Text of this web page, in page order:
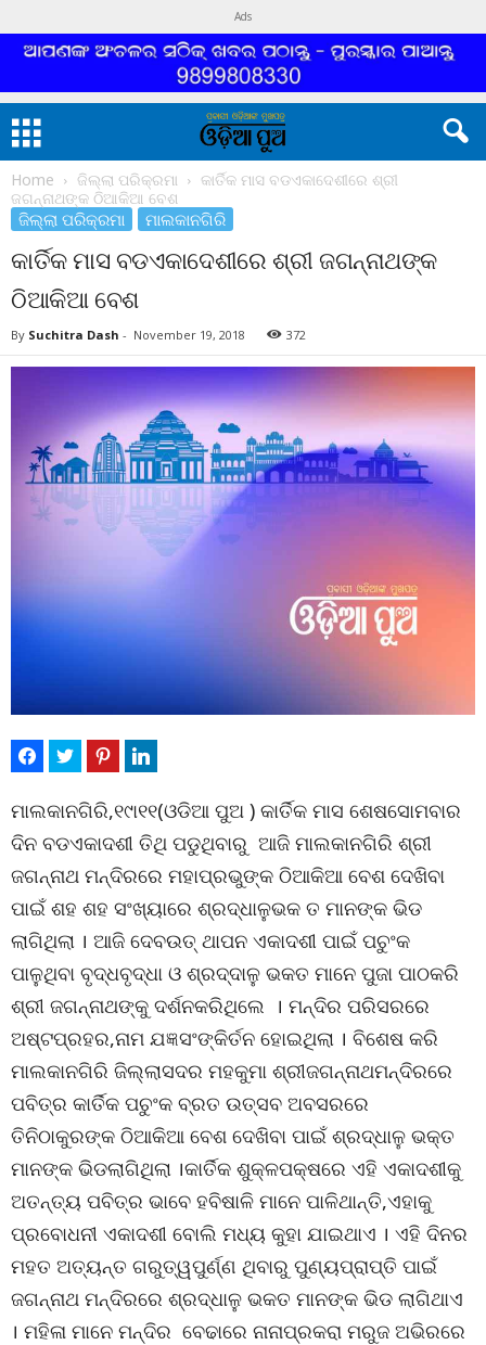
Ads
Home ଜିଲ୍ଲା ପରିକ୍ରମା
କାର୍ତିକ ମାସ ବଡଏକାଦେଶୀରେ ଶ୍ରୀ
ଜଗନ୍ନାଥଙ୍କ ଠିଆକିଆ ବେଶ
ଜିଲ୍ଲା ପରିକ୍ରମା ମାଲକାନଗିରି
କାର୍ତିକ ମାସ ବଡଏକାଦେଶୀରେ ଶ୍ରୀ ଜଗନ୍ନାଥଙ୍କ
ଠିଆକିଆ ବେଶ
By Suchitra Dash - November 19, 2018 372
ମାଲକାନଗିରି,୧୯ା୧୧(ଓଡିଆ ପୁଅ ) କାର୍ତିକ ମାସ ଶେଷସୋମବାର
ଦିନ ବଡଏକାଦଶୀ ତିଥି ପଡୁଥିବାରୁ ଆଜି ମାଲକାନଗିରି ଶ୍ରୀ
ଜଗନ୍ନାଥ ମନ୍ଦିରରେ ମହାପ୍ରଭୁଙ୍କ ଠିଆକିଆ ବେଶ ଦେଖିବା
ପାଇଁ ଶହ ଶହ ସଂଖ୍ୟାରେ ଶ୍ରଦ୍ଧାଳୁଭକ ତ ମାନଙ୍କ ଭିଡ
ଲାଗିଥିଲା । ଆଜି ଦେବଉତ୍ ଥାପନ ଏକାଦଶୀ ପାଇଁ ପଚୁଂକ
ପାଳୁଥିବା ବୃଦ୍ଧବୃଦ୍ଧା ଓ ଶ୍ରଦ୍ଦାଳୁ ଭକତ ମାନେ ପୁଜା ପାଠକରି
ଶ୍ରୀ ଜଗନ୍ନାଥଙ୍କୁ ଦର୍ଶନକରିଥିଲେ । ମନ୍ଦିର ପରିସରରେ
ଅଷ୍ଟପ୍ରହର,ନାମ ଯଜ୍ଞସଂଙ୍କିର୍ତନ ହୋଇଥିଲା । ବିଶେଷ କରି
ମାଲକାନଗିରି ଜିଲ୍ଲାସଦର ମହକୁମା ଶ୍ରୀଜଗନ୍ନାଥମନ୍ଦିରରେ
ପବିତ୍ର କାର୍ତିକ ପଚୁଂକ ବ୍ରତ ଉତ୍ସବ ଅବସରରେ
ତିନିଠାକୁରଙ୍କ ଠିଆକିଆ ବେଶ ଦେଖିବା ପାଇଁ ଶ୍ରଦ୍ଧାଳୁ ଭକ୍ତ
ମାନଙ୍କ ଭିଡଲାଗିଥିଲା ।କାର୍ତିକ ଶୁକ୍ଳପକ୍ଷରେ ଏହି ଏକାଦଶୀକୁ
ଅତନ୍ତ୍ୟ ପବିତ୍ର ଭାବେ ହବିଷାଳି ମାନେ ପାଳିଥାନ୍ତି,ଏହାକୁ
ପ୍ରବୋଧନୀ ଏକାଦଶୀ ବୋଲି ମଧ୍ୟ କୁହା ଯାଇଥାଏ । ଏହି ଦିନର
ମହତ ଅତ୍ୟନ୍ତ ଗରୁତ୍ୱପୁର୍ଣ୍ଣ ଥିବାରୁ ପୁଣ୍ୟପ୍ରାପ୍ତି ପାଇଁ
ଜଗନ୍ନାଥ ମନ୍ଦିରରେ ଶ୍ରଦ୍ଧାଳୁ ଭକତ ମାନଙ୍କ ଭିଡ ଲାଗିଥାଏ
। ମହିଳା ମାନେ ମନ୍ଦିର ବେଢାରେ ନାନାପ୍ରକରା ମରୁଜ ଅଭିରରେ